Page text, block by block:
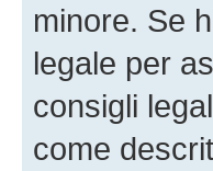
minore. Se
legale per
consigli
come